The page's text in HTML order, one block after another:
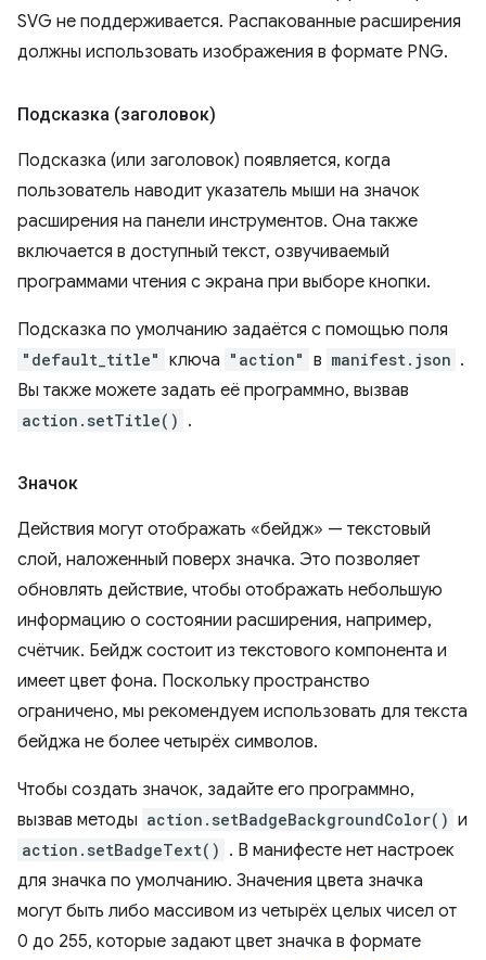
SVG не поддерживается. Распакованные расширения
должны использовать изображения в формате PNG.
Подсказка (заголовок)
Подсказка (или заголовок) появляется, когда
пользователь наводит указатель мыши на значок
расширения на панели инструментов. Она также
включается в доступный текст, озвучиваемый
программами чтения с экрана при выборе кнопки.
Подсказка по умолчанию задаётся с помощью поля
"default_title" ключа "action" в manifest.json .
Вы также можете задать её программно, вызвав
action.setTitle() .
Значок
Действия могут отображать «бейдж» — текстовый
слой, наложенный поверх значка. Это позволяет
обновлять действие, чтобы отображать небольшую
информацию о состоянии расширения, например,
счётчик. Бейдж состоит из текстового компонента и
имеет цвет фона. Поскольку пространство
ограничено, мы рекомендуем использовать для текста
бейджа не более четырёх символов.
Чтобы создать значок, задайте его программно,
вызвав методы action.setBadgeBackgroundColor() и
action.setBadgeText() . В манифесте нет настроек
для значка по умолчанию. Значения цвета значка
могут быть либо массивом из четырёх целых чисел от
0 до 255, которые задают цвет значка в формате